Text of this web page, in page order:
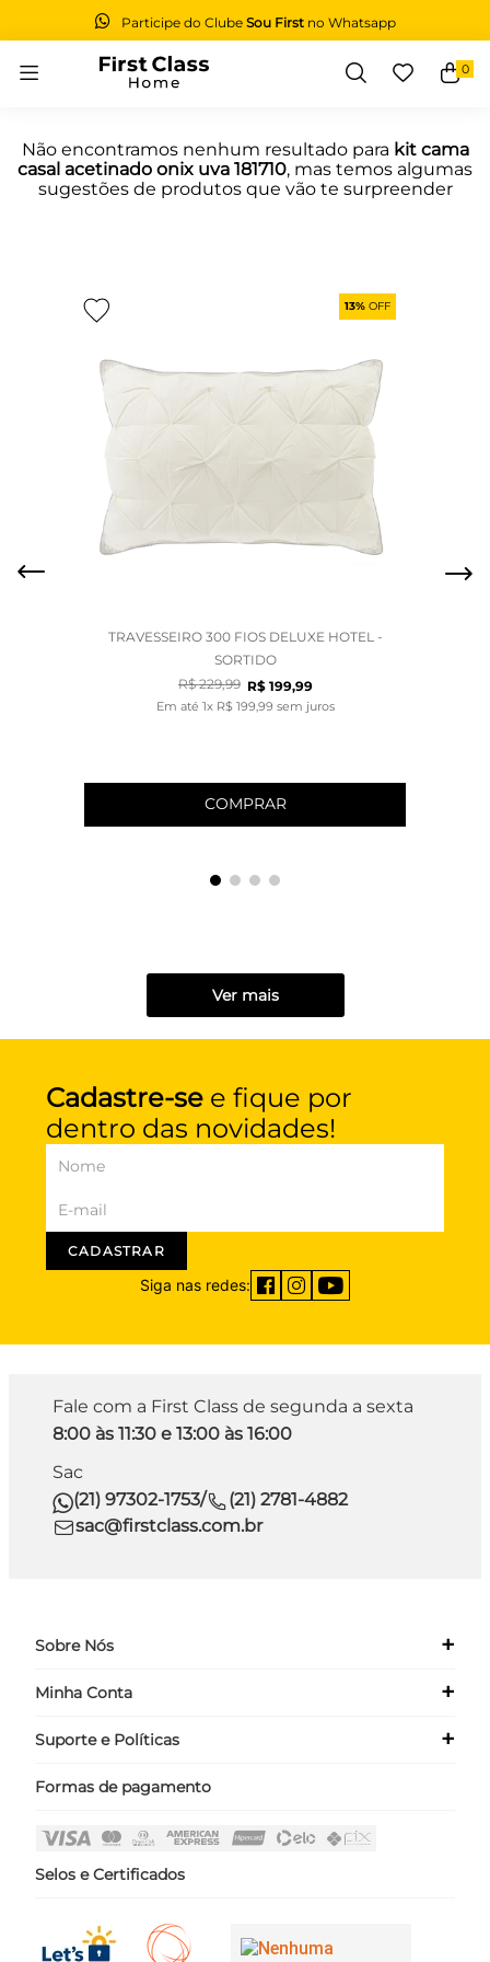
Participe do ClubeSou First no Whatsapp
0
Não encontramos nenhum resultado para kit cama
casal acetinado onix uva 181710, mas temos algumas
sugestões de produtos que vão te surpreender
13% OFF
TRAVESSEIRO 300 FIOS DELUXE HOTEL -
SORTIDO
R$ 229,99 R$ 199,99
Em até 1x R$ 199 99 sem juros
COMPRAR
Ver mais
Cadastre-se e fique por
dentro das novidades!
CADASTRAR
Siga nas redes:
Fale com a First Class de segunda a sexta
8:00 às 11:30 e 13:00 às 16:00
Sac
(21) 97302-1753/
(21) 2781-4882
sac@firstclass.com.br
Sobre Nós +
Quem Somos
Minha Conta +
Meus Dados
Suporte e Políticas +
Políticas
Fale Conosco
Formas de pagamento
Selos e Certificados